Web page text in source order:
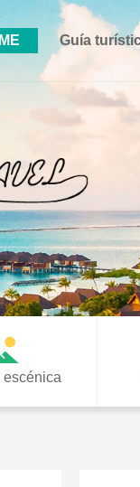
Guía
escénica